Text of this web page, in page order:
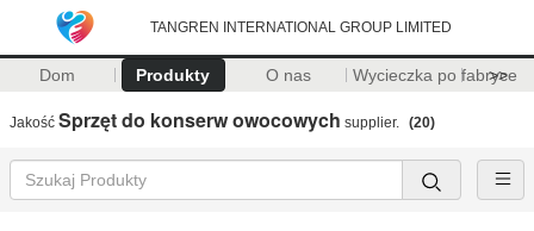
TANGREN INTERNATIONAL GROUP LIMITED
Dom Produkty O nas Wycieczka po fabryce
>>
Jakość Sprzęt do konserw owocowych supplier. (20)